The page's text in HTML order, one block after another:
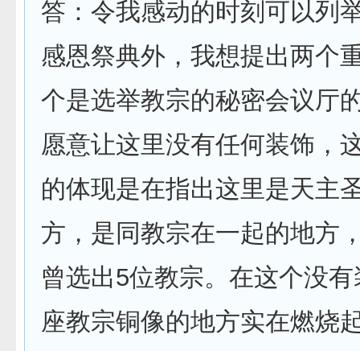
答：令我感动的时刻可以列
感恩祭典外，我想提出两个
个是选举教宗的秘密会议厅
愿意让这里没有任何装饰，
的体现是在指出这里是天主
方，是同教宗在一起的地方
曾选出5位教宗。在这个没
座教宗铜像的地方实在燃烧